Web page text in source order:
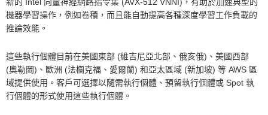
機器學習操作，例如卷積，而且能自動提高各種深度學習工作負載的
推論效能。
這些執行個體目前在美國東部 (維吉尼亞北部、俄亥俄)、美國西部
(奧勒岡)、歐洲 (法欄克福、愛爾蘭) 和亞太區域 (新加坡) 等 AWS 區
域提供使用。客戶可選擇以隨需執行個體、預留執行個體或 Spot 執
行個體的形式使用這些執行個體。